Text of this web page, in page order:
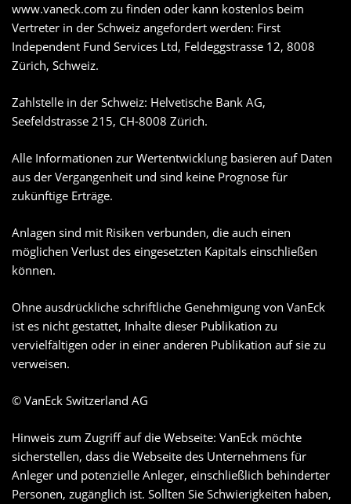
www.vaneck.com zu finden oder kann kostenlos beim
Vertreter in der Schweiz angefordert werden: First
Independent Fund Services Ltd, Feldeggstrasse 12, 8008
Zürich, Schweiz.
Zahlstelle in der Schweiz: Helvetische Bank AG,
Seefeldstrasse 215, CH-8008 Zürich.
Alle Informationen zur Wertentwicklung basieren auf Daten
aus der Vergangenheit und sind keine Prognose für
zukünftige Erträge.
Anlagen sind mit Risiken verbunden, die auch einen
möglichen Verlust des eingesetzten Kapitals einschließen
können.
Ohne ausdrückliche schriftliche Genehmigung von VanEck
ist es nicht gestattet, Inhalte dieser Publikation zu
vervielfältigen oder in einer anderen Publikation auf sie zu
verweisen.
© VanEck Switzerland AG
Hinweis zum Zugriff auf die Webseite: VanEck möchte
sicherstellen, dass die Webseite des Unternehmens für
Anleger und potenzielle Anleger, einschließlich behinderter
Personen, zugänglich ist. Sollten Sie Schwierigkeiten haben,